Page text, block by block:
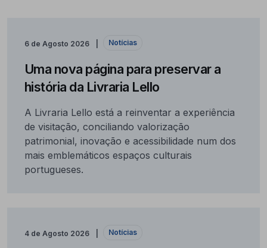
6 de Agosto 2026 Notícias
Uma nova página para preservar a
história da Livraria Lello
A Livraria Lello está a reinventar a experiência
de visitação, conciliando valorização
patrimonial, inovação e acessibilidade num dos
mais emblemáticos espaços culturais
portugueses.
4 de Agosto 2026 Notícias